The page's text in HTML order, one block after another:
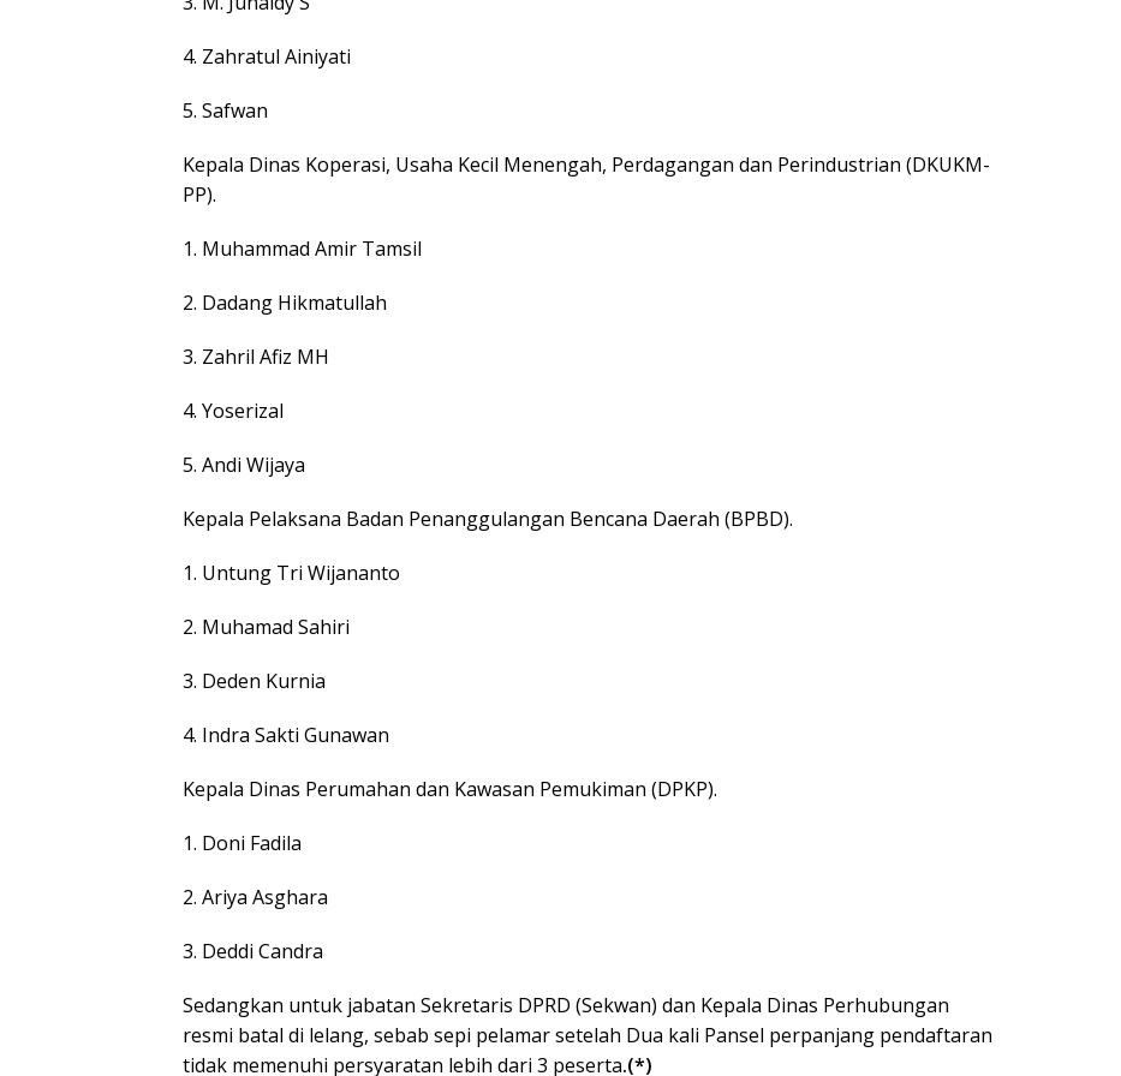
4. Zahratul Ainiyati
5. Safwan
Kepala Dinas Koperasi, Usaha Kecil Menengah, Perdagangan dan Perindustrian (DKUKM-
PP).
1. Muhammad Amir Tamsil
2. Dadang Hikmatullah
3. Zahril Afiz MH
4. Yoserizal
5. Andi Wijaya
Kepala Pelaksana Badan Penanggulangan Bencana Daerah (BPBD).
1. Untung Tri Wijananto
2. Muhamad Sahiri
3. Deden Kurnia
4. Indra Sakti Gunawan
Kepala Dinas Perumahan dan Kawasan Pemukiman (DPKP).
1. Doni Fadila
2. Ariya Asghara
3. Deddi Candra
Sedangkan untuk jabatan Sekretaris DPRD (Sekwan) dan Kepala Dinas Perhubungan
resmi batal di lelang, sebab sepi pelamar setelah Dua kali Pansel perpanjang pendaftaran
tidak memenuhi persyaratan lebih dari 3 peserta.(*)